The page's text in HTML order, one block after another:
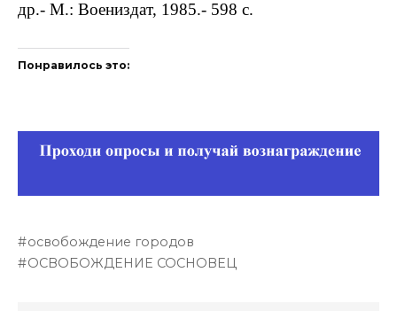
др.- М.: Воениздат, 1985.- 598 с.
Понравилось это:
освобождение городов
ОСВОБОЖДЕНИЕ СОСНОВЕЦ